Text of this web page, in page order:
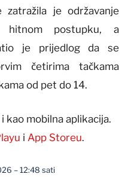
zatražila je održavanje
hitnom postupku, a
je prijedlog da se
četirima tačkama
od pet do 14.
kao mobilna aplikacija.
i App Storeu.
– 12:48 sati